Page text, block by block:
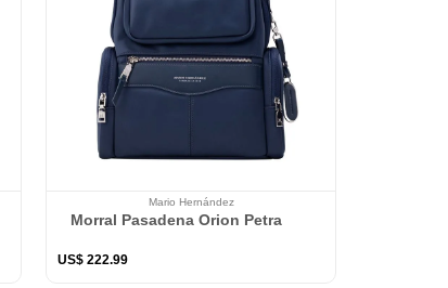
Mario Hernández
Morral Pasadena Orion Petra
US$ 222.99